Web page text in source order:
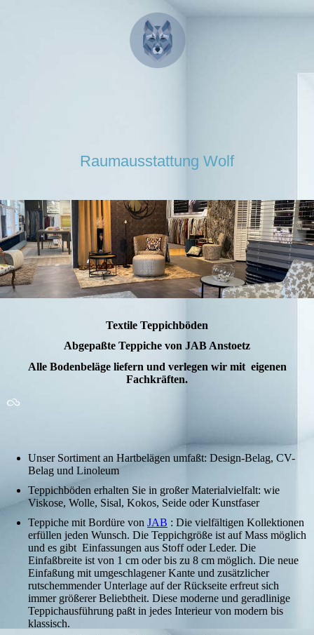
Raumausstattung Wolf
Textile Teppichböden
Abgepaßte Teppiche von JAB Anstoetz
Alle Bodenbeläge liefern und verlegen wir mit eigenen
Fachkräften.
Unser Sortiment an Hartbelägen umfaßt: Design-Belag, CV-
Belag und Linoleum
Teppichböden erhalten Sie in großer Materialvielfalt: wie
Viskose, Wolle, Sisal, Kokos, Seide oder Kunstfaser
Teppiche mit Bordüre von JAB : Die vielfältigen Kollektionen
erfüllen jeden Wunsch. Die Teppichgröße ist auf Mass möglich
und es gibt Einfassungen aus Stoff oder Leder. Die
Einfaßbreite ist von 1 cm oder bis zu 8 cm möglich. Die neue
Einfaßung mit umgeschlagener Kante und zusätzlicher
rutschemmender Unterlage auf der Rückseite erfreut sich
immer größerer Beliebtheit. Diese moderne und geradlinige
Teppichausführung paßt in jedes Interieur von modern bis
klassisch.